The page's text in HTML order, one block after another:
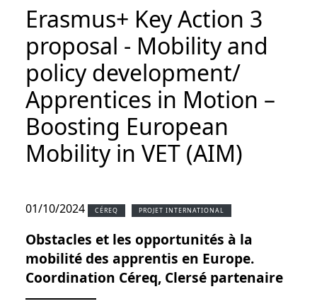
Erasmus+ Key Action 3
proposal - Mobility and
policy development/
Apprentices in Motion –
Boosting European
Mobility in VET (AIM)
01/10/2024 CÉREQ PROJET INTERNATIONAL
Obstacles et les opportunités à la
mobilité des apprentis en Europe.
Coordination Céreq, Clersé partenaire